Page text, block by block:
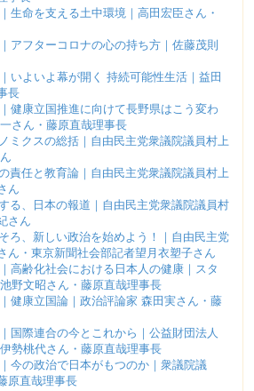
生命を支える土中環境｜高田宏臣さん・
アフターコロナの心の持ち方｜佐藤茂則
いよいよ幕が開く 持続可能性生活｜益田
長
健康立国推進に向けて長野県はこう変わ
さん・藤原直哉理事長
ミクスの総括｜自由民主党衆議院議員村上
責任と教育論｜自由民主党衆議院議員村上
ん
る、日本の報道｜自由民主党衆議院議員村
さん
ろ、新しい政治を始めよう！｜自由民主党
ん・東京新聞社会部記者望月衣塑子さん
高齢化社会における日本人の健康｜スタ
野文昭さん・藤原直哉理事長
健康立国論｜政治評論家 森田実さん・藤
国際連合の今とこれから｜公益財団法人
勢桃代さん・藤原直哉理事長
今の政治で日本がもつのか｜衆議院議
原直哉理事長